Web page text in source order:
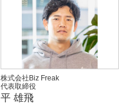
株式会社Biz Freak
代表取締役
平 雄飛